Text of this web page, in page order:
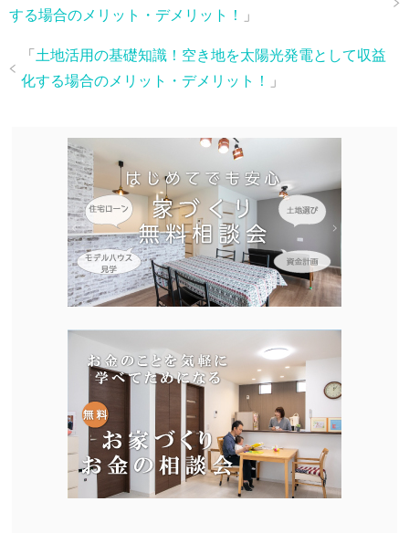
する場合のメリット・デメリット！
」
「 土地活用の基礎知識！空き地を太陽光発電として収益
化する場合のメリット・デメリット！
」